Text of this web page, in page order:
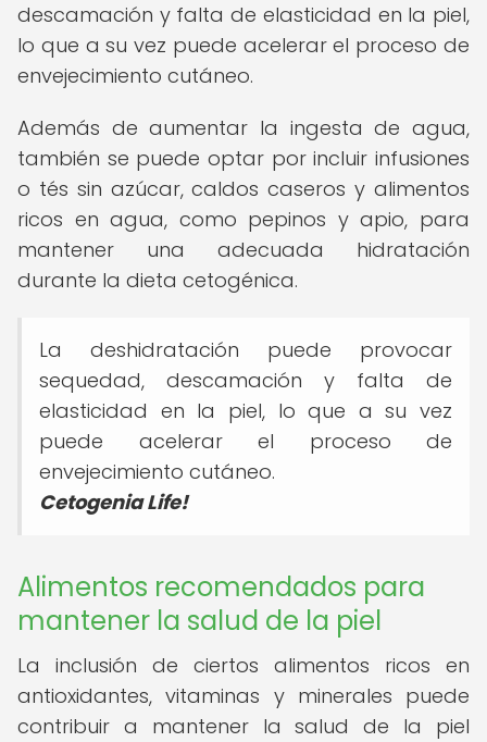
descamación y falta de elasticidad en la piel,
lo que a su vez puede acelerar el proceso de
envejecimiento cutáneo.
Además de aumentar la ingesta de agua,
también se puede optar por incluir infusiones
o tés sin azúcar, caldos caseros y alimentos
ricos en agua, como pepinos y apio, para
mantener una adecuada hidratación
durante la dieta cetogénica.
La deshidratación puede provocar
sequedad, descamación y falta de
elasticidad en la piel, lo que a su vez
puede acelerar el proceso de
envejecimiento cutáneo.
Cetogenia Life!
Alimentos recomendados para
mantener la salud de la piel
La inclusión de ciertos alimentos ricos en
antioxidantes, vitaminas y minerales puede
contribuir a mantener la salud de la piel